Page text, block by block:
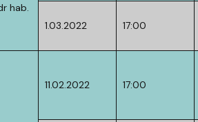
hab.
1.03.2022 17:00
11.02.2022 17:00